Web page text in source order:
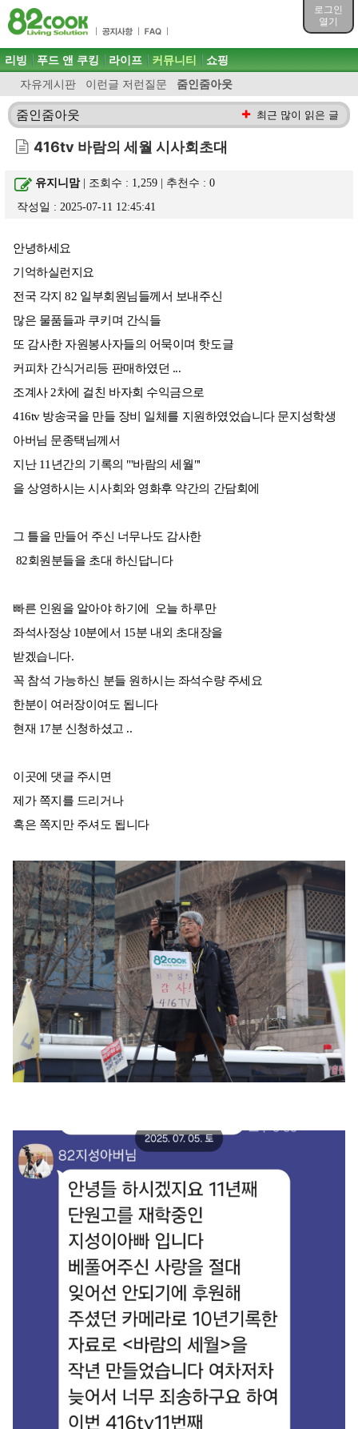
로그인
열기
목차
주메뉴 바로가기
컨텐츠 바로가기
검색 바로가기
로그인 바로가기
주메뉴
리빙 푸드 앤 쿠킹 라이프 커뮤니티
자유게시판 이런글 저런질문 줌인줌아웃
쇼핑
줌인줌아웃 최근 많이 읽은 글
416tv 바람의 세월 시사회초대
유지니맘| 조회수 : 1,259 | 추천수 :0
작성일 : 2025-07-11 12:45:41
안녕하세요
기억하실런지요
전국 각지 82 일부회원님들께서 보내주신
많은 물품들과 쿠키며 간식들
또 감사한 자원봉사자들의 어묵이며 핫도글
커피차 간식거리등 판매하였던 ...
조계사 2차에 걸친 바자회 수익금으로
416tv 방송국을 만들 장비 일체를 지원하였었습니다 문지성학생
아버님 문종택님께서
지난 11년간의 기록의 "'바람의 세월"'
을 상영하시는 시사회와 영화후 약간의 간담회에
그 틀을 만들어 주신 너무나도 감사한
82회원분들을 초대 하신답니다
빠른 인원을 알아야 하기에 오늘 하루만
좌석사정상 10분에서 15분 내외 초대장을
받겠습니다.
꼭 참석 가능하신 분들 원하시는 좌석수량 주세요
한분이 여러장이여도 됩니다
현재 17분 신청하셨고 ..
이곳에 댓글 주시면
제가 쪽지를 드리거나
혹은 쪽지만 주셔도 됩니다